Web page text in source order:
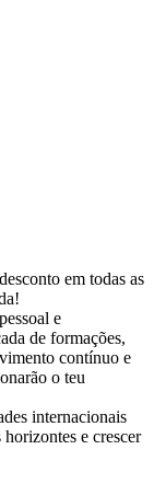
em todas as
e
de formações,
contínuo e
o teu
internacionais
e crescer